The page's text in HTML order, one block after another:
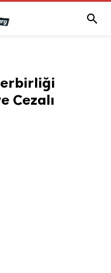

Cezalı